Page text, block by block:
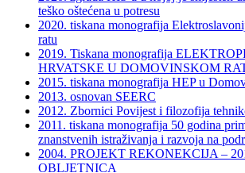
teško oštećena u potresu
2020. tiskana monografija
ratu
2019. Tiskana monografija
HRVATSKE U DOMOVINSKOM
2015. tiskana monografija HEP u
2013. osnovan SEERC
2012. Zbornici Povijest i filozofija
2011. tiskana monografija 50 godina
znanstvenih istraživanja i razvoja na
2004. PROJEKT REKONEKCIJA –
OBLJETNICA